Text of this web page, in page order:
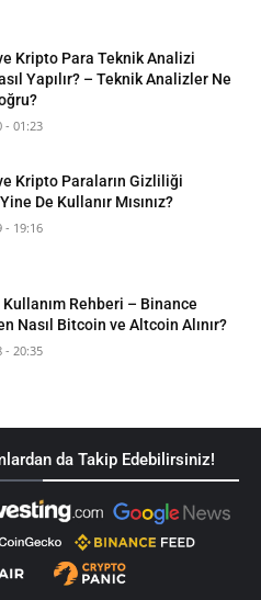
Kripto Para Teknik Analizi
Yapılır? – Teknik Analizler Ne
- 01:23
Kripto Paraların Gizliliği
De Kullanır Mısınız?
- 19:16
Rehberi – Binance
Nasıl Bitcoin ve Altcoin Alınır?
- 20:35
da Takip Edebilirsiniz!